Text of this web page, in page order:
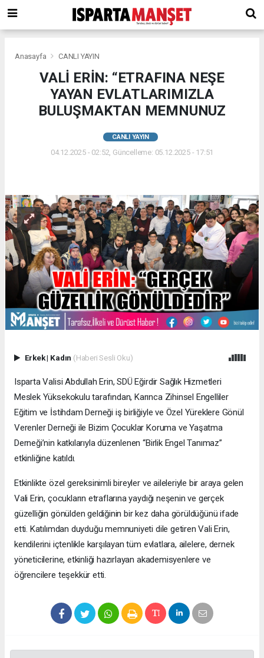
Anasayfa CANLI YAYIN
VALİ ERİN: “ETRAFINA NEŞE
YAYAN EVLATLARIMIZLA
BULUŞMAKTAN MEMNUNUZ
CANLI YAYIN
04.12.2025 - 02:52, Güncelleme: 05.12.2025 - 17:51
Erkek| Kadın (Haberi Sesli Oku)
Isparta Valisi Abdullah Erin, SDÜ Eğirdir Sağlık Hizmetleri
Meslek Yüksekokulu tarafından, Karınca Zihinsel Engelliler
Eğitim ve İstihdam Derneği iş birliğiyle ve Özel Yüreklere Gönül
Verenler Derneği ile Bizim Çocuklar Koruma ve Yaşatma
Derneği’nin katkılarıyla düzenlenen “Birlik Engel Tanımaz”
etkinliğine katıldı.
Etkinlikte özel gereksinimli bireyler ve aileleriyle bir araya gelen
Vali Erin, çocukların etraflarına yaydığı neşenin ve gerçek
güzelliğin gönülden geldiğinin bir kez daha görüldüğünü ifade
etti. Katılımdan duyduğu memnuniyeti dile getiren Vali Erin,
kendilerini içtenlikle karşılayan tüm evlatlara, ailelere, dernek
yöneticilerine, etkinliği hazırlayan akademisyenlere ve
öğrencilere teşekkür etti.